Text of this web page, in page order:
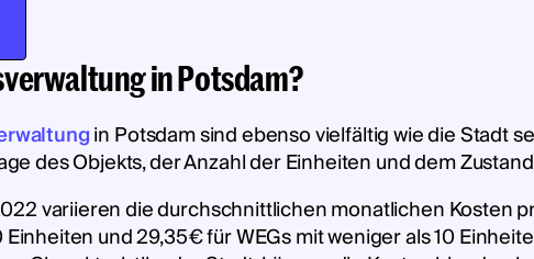
in Potsdam?
in Potsdam sind ebenso vielfältig wie die Stadt
des Objekts, der Anzahl der Einheiten und dem
variieren die durchschnittlichen monatlichen Kosten
und 29,35€ für WEGs mit weniger als 10